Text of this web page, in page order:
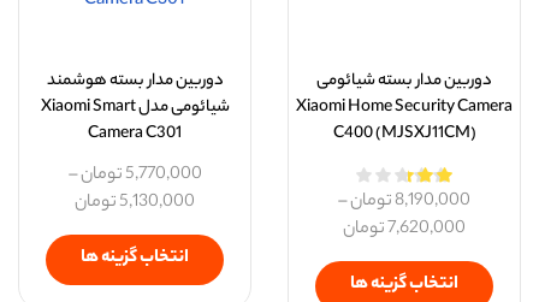
دوربین مدار بسته شیائومی
Xiaomi Home Security Camera
C400 (MJSXJ11CM)
8,190,000تومان–
7,620,000تومان
انتخاب گزینه ها
دوربین مدار بسته هوشمند
شیائومی مدل Xiaomi Smart
Camera C301
5,770,000تومان–
5,130,000تومان
انتخاب گزینه ها